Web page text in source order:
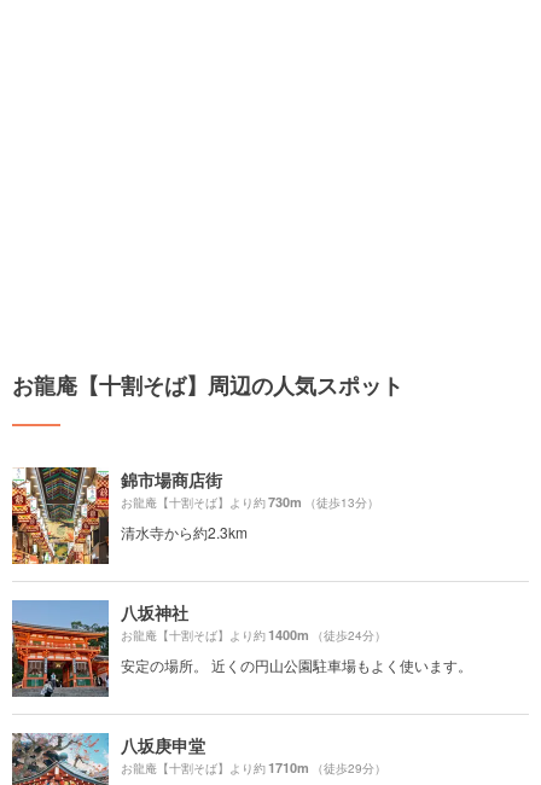
お龍庵【十割そば】周辺の人気スポット
錦市場商店街
お龍庵【十割そば】より約730m （徒歩13分）
清水寺から約2.3km
八坂神社
お龍庵【十割そば】より約1400m （徒歩24分）
安定の場所。 近くの円山公園駐車場もよく使います。
八坂庚申堂
お龍庵【十割そば】より約1710m （徒歩29分）